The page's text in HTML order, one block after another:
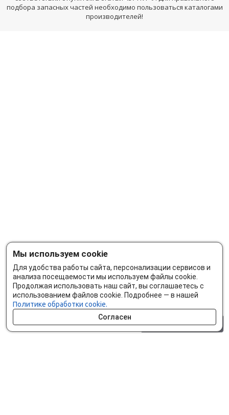
подбора запасных частей необходимо пользоваться каталогами
производителей!
Мы используем cookie
Для удобства работы сайта, персонализации сервисов и
анализа посещаемости мы используем файлы cookie.
Продолжая использовать наш сайт, вы соглашаетесь с
использованием файлов cookie. Подробнее — в нашей
Политике обработки cookie.
Согласен